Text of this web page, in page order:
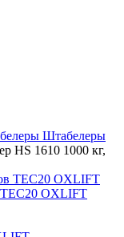
Штабелеры
HS 1610 1000 кг,
TEC20 OXLIFT